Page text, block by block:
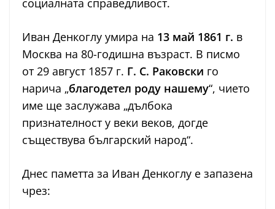
социалната справедливост.
Иван Денкоглу умира на 13 май 1861 г. в
Москва на 80-годишна възраст. В писмо
от 29 август 1857 г. Г. С. Раковски го
нарича „благодетел роду нашему“, чието
име ще заслужава „дълбока
признателност у веки веков, догде
съществува българский народ“.
Днес паметта за Иван Денкоглу е запазена
чрез: